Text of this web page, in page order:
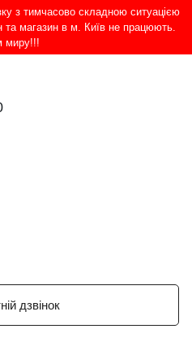
з тимчасово складною ситуацією
та магазин в м. Київ не працюють.
миру!!!
дзвінок